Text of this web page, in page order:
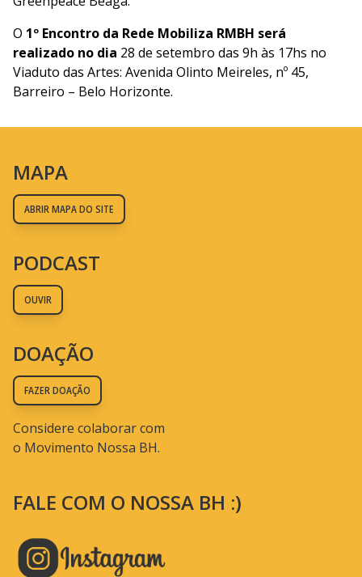
O 1º Encontro da Rede Mobiliza RMBH será
realizado no dia 28 de setembro das 9h às 17hs no
Viaduto das Artes: Avenida Olinto Meireles, nº 45,
Barreiro – Belo Horizonte.
MAPA
ABRIR MAPA DO SITE
PODCAST
OUVIR
DOAÇÃO
FAZER DOAÇÃO
Considere colaborar com
o Movimento Nossa BH.
FALE COM O NOSSA BH :)